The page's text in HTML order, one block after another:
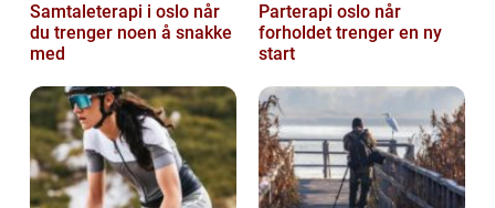
Samtaleterapi i oslo når
du trenger noen å snakke
med
Parterapi oslo når
forholdet trenger en ny
start